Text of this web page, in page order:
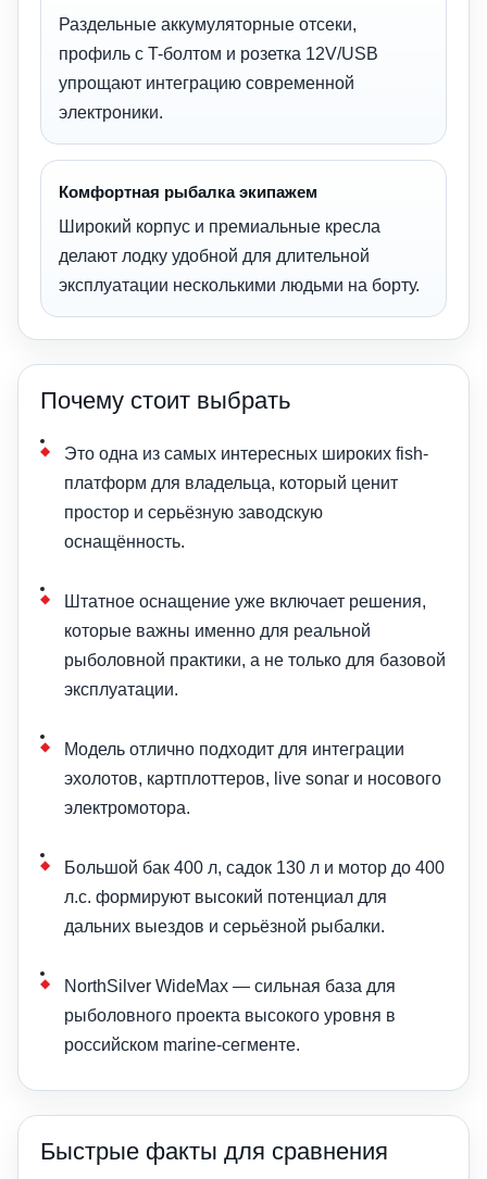
Раздельные аккумуляторные отсеки,
профиль с T-болтом и розетка 12V/USB
упрощают интеграцию современной
электроники.
Комфортная рыбалка экипажем
Широкий корпус и премиальные кресла
делают лодку удобной для длительной
эксплуатации несколькими людьми на борту.
Почему стоит выбрать
Это одна из самых интересных широких fish-
платформ для владельца, который ценит
простор и серьёзную заводскую
оснащённость.
Штатное оснащение уже включает решения,
которые важны именно для реальной
рыболовной практики, а не только для базовой
эксплуатации.
Модель отлично подходит для интеграции
эхолотов, картплоттеров, live sonar и носового
электромотора.
Большой бак 400 л, садок 130 л и мотор до 400
л.с. формируют высокий потенциал для
дальних выездов и серьёзной рыбалки.
NorthSilver WideMax — сильная база для
рыболовного проекта высокого уровня в
российском marine-сегменте.
Быстрые факты для сравнения